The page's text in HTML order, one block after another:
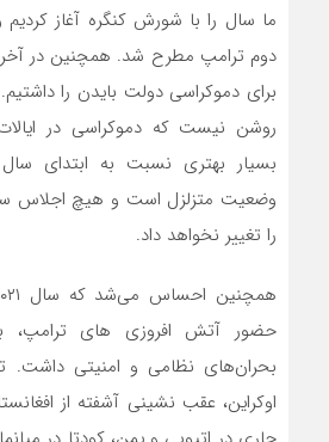
ما سال را با شورش کنگره آغاز
دوم ترامپ مطرح شد. همچنین در
برای دموکراسی دولت بایدن را
روشن نیست که دموکراسی در
بسیار بهتری نسبت به ابتدای سال
وضعیت متزلزل است و هیچ اجلاس
را تغییر نخواهد داد.
حضور آتش افروزی های
بحران‌های نظامی و امنیتی داشت.
اوکراین، عقب نشینی آشفته از